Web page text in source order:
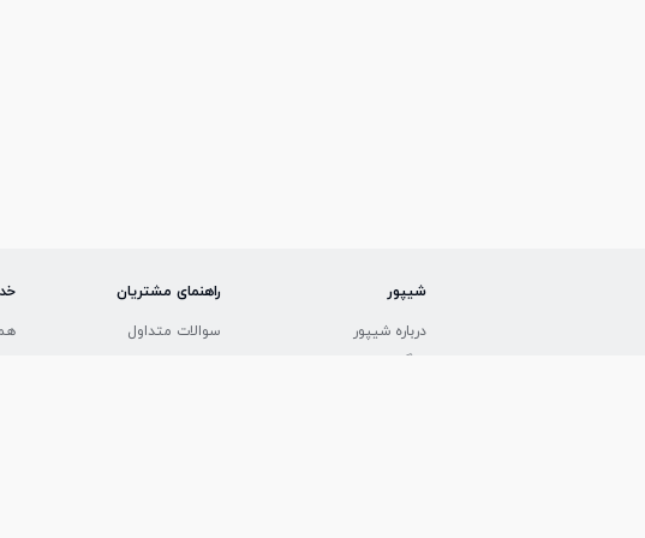
شیپور
درباره شیپور
بلاگ
راهنمای مشتریان
سوالات متداول